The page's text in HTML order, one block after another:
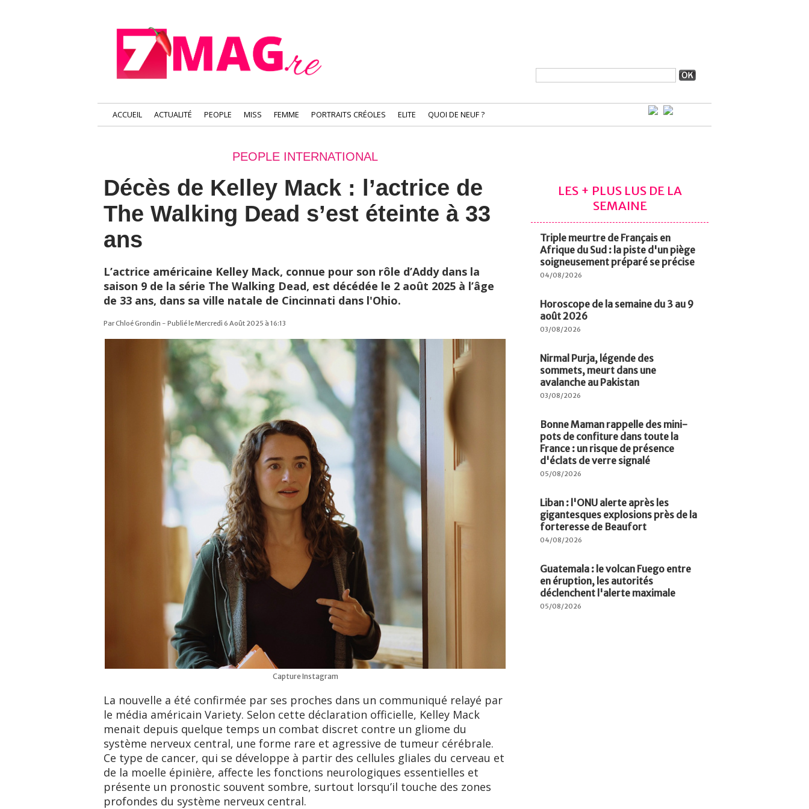
ACCUEIL ACTUALITÉ PEOPLE MISS FEMME PORTRAITS CRÉOLES ELITE QUOI DE NEUF ?
PEOPLE INTERNATIONAL
Décès de Kelley Mack : l’actrice de
The Walking Dead s’est éteinte à 33
ans
L’actrice américaine Kelley Mack, connue pour son rôle d’Addy dans la
saison 9 de la série The Walking Dead, est décédée le 2 août 2025 à l’âge
de 33 ans, dans sa ville natale de Cincinnati dans l'Ohio.
Par Chloé Grondin - Publié le Mercredi 6 Août 2025 à 16:13
Capture Instagram
La nouvelle a été confirmée par ses proches dans un communiqué relayé par
le média américain Variety. Selon cette déclaration officielle, Kelley Mack
menait depuis quelque temps un combat discret contre un gliome du
système nerveux central, une forme rare et agressive de tumeur cérébrale.
Ce type de cancer, qui se développe à partir des cellules gliales du cerveau et
de la moelle épinière, affecte les fonctions neurologiques essentielles et
présente un pronostic souvent sombre, surtout lorsqu’il touche des zones
profondes du système nerveux central.
LES + PLUS LUS DE LA
SEMAINE
Triple meurtre de Français en
Afrique du Sud : la piste d'un piège
soigneusement préparé se précise
04/08/2026
Horoscope de la semaine du 3 au 9
août 2026
03/08/2026
Nirmal Purja, légende des
sommets, meurt dans une
avalanche au Pakistan
03/08/2026
Bonne Maman rappelle des mini-
pots de confiture dans toute la
France : un risque de présence
d'éclats de verre signalé
05/08/2026
Liban : l'ONU alerte après les
gigantesques explosions près de la
forteresse de Beaufort
04/08/2026
Guatemala : le volcan Fuego entre
en éruption, les autorités
déclenchent l'alerte maximale
05/08/2026